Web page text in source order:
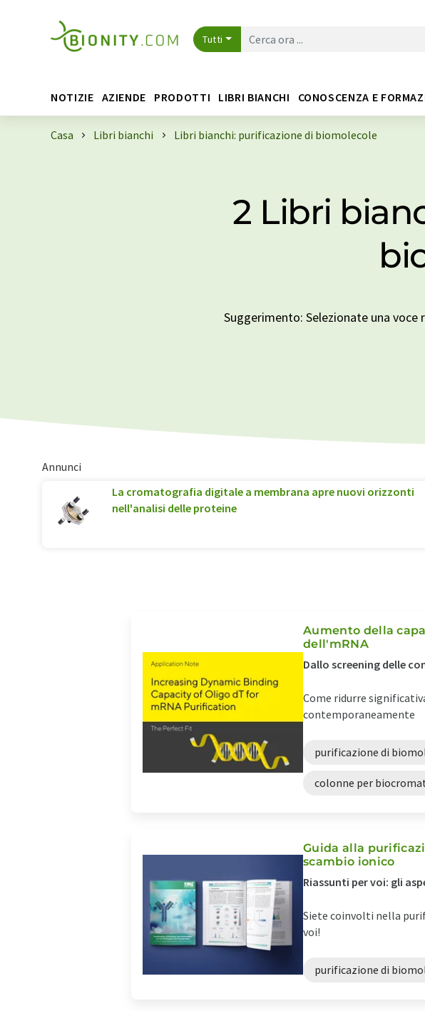
Tutti
NOTIZIE AZIENDE PRODOTTI LIBRI BIANCHI CONOSCENZA E
Casa Libri bianchi Libri bianchi: purificazione di biomolecole
2 Libri
Suggerimento: Selezionate una
Annunci
La cromatografia digitale a membrana apre nuovi orizzonti
nell'analisi delle proteine
Aumento della
dell'mRNA
Dallo screening delle
Come ridurre
contemporaneamente
purificazione di
colonne per
Guida alla
scambio ionico
Riassunti per voi: gli
Siete coinvolti nella
voi!
purificazione di